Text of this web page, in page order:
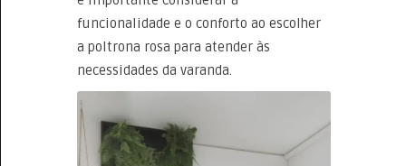
funcionalidade e o conforto ao escolher
a poltrona rosa para atender às
necessidades da varanda.